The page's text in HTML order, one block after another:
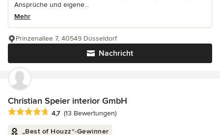
Ansprüche und eigene...
Mehr
Nachricht
Prinzenallee 7, 40549 Düsseldorf
Christian Speier interior GmbH
Durchschnittliche Bewertung: 4.7 von 5 Sternen
4,7 (13 Bewertungen)
„Best of Houzz“-Gewinner